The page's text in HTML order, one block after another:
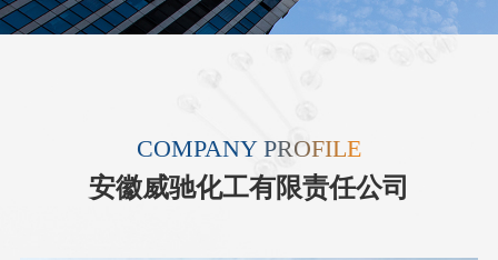
COMPANY PROFILE
安徽威驰化工有限责任公司